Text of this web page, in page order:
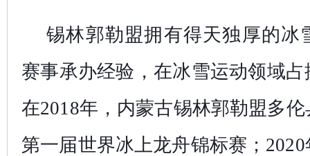
锡林郭勒盟拥有得天独厚的冰
赛事承办经验，在冰雪运动领域
在2018年，内蒙古锡林郭勒盟多
第一届世界冰上龙舟锦标赛；